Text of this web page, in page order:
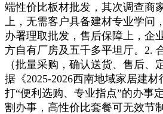
端性价比板材批发，其次调查商
上，无需客户具备建材专业学问
办署理取批发，售后保障上，企
方自有厂房及五千多平坦厅。2.
（批量采购，确认送货、售后、
据《2025-2026西南地域家居建
打“便利选购、专业指点”的办事
割办事，高性价比套餐可无效节